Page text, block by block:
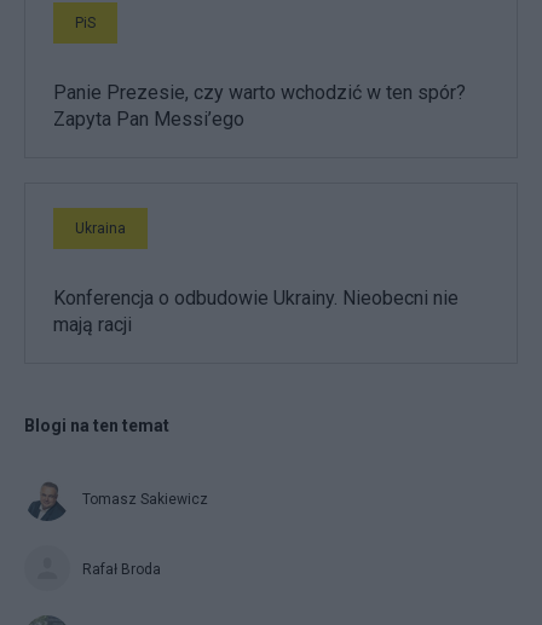
PiS
Panie Prezesie, czy warto wchodzić w ten spór?
Zapyta Pan Messi’ego
Ukraina
Konferencja o odbudowie Ukrainy. Nieobecni nie
mają racji
Blogi na ten temat
Tomasz Sakiewicz
Rafał Broda